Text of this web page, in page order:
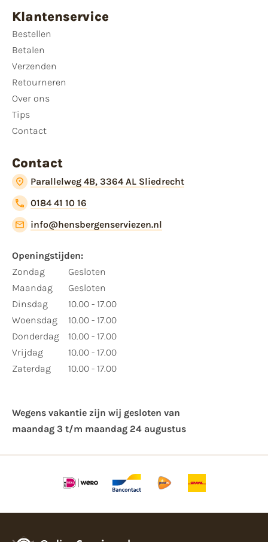
Klantenservice
Bestellen
Betalen
Verzenden
Retourneren
Over ons
Tips
Contact
Contact
Parallelweg 4B, 3364 AL Sliedrecht
0184 41 10 16
info@hensbergenserviezen.nl
Openingstijden:
Zondag
Maandag
Dinsdag
Woensdag
Donderdag
Vrijdag
Zaterdag
Gesloten
Gesloten
10.00 - 17.00
10.00 - 17.00
10.00 - 17.00
10.00 - 17.00
10.00 - 17.00
Wegens vakantie zijn wij gesloten van ​
maandag 3 t/m maandag 24 augustus